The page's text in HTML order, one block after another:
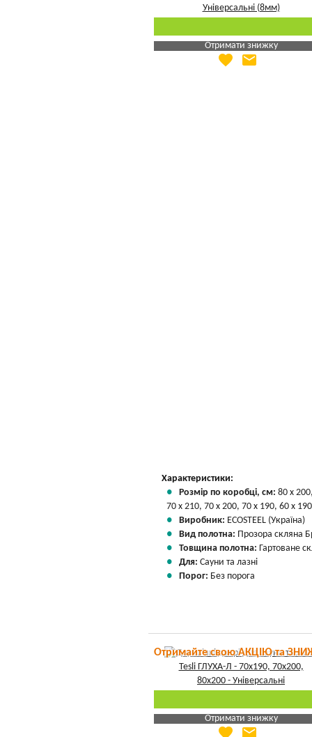
Отримати знижку
Яка Ваша ціна
favorite email
Характеристики:
Розмір по коробці, см: 80 х
70 х 210, 70 х 200, 70 х 190, 60 х
Виробник: ECOSTEEL (Україна)
Вид полотна: Прозора скляна
Товщина полотна: Гартоване
Для: Сауни та лазні
Порог: Без порога
Отримайте свою АКЦІЮ та
Отримати знижку
Яка Ваша ціна
favorite email